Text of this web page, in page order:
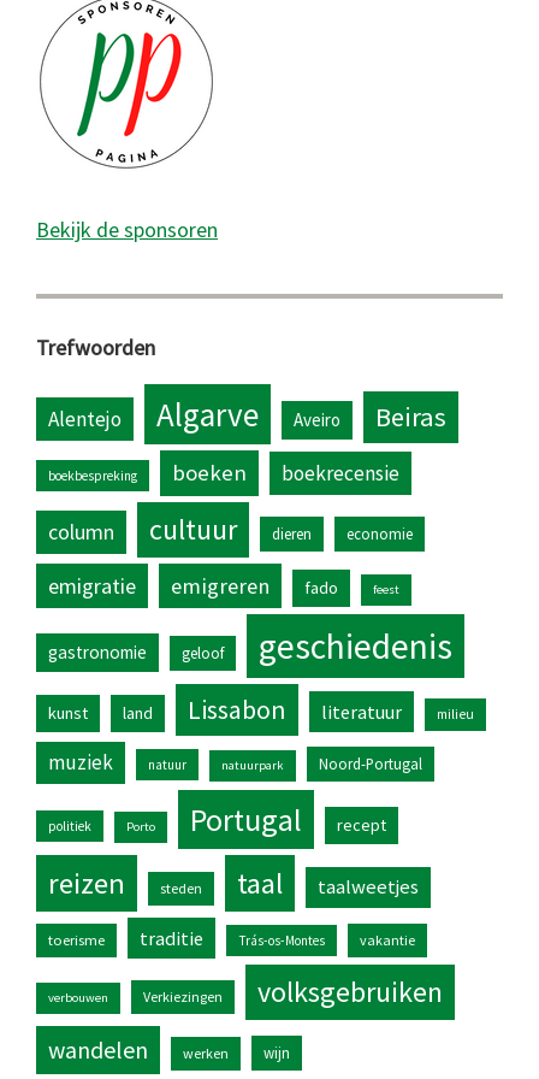
Bekijk de sponsoren
Trefwoorden
Alentejo Algarve Aveiro Beiras
boekbespreking boeken boekrecensie
column cultuur dieren economie
emigratie emigreren fado feest
gastronomie geloof geschiedenis
kunst land Lissabon literatuur milieu
muziek natuur natuurpark Noord-Portugal
politiek Porto Portugal recept
reizen steden taal taalweetjes
toerisme traditie Trás-os-Montes vakantie
verbouwen Verkiezingen volksgebruiken
wandelen werken wijn